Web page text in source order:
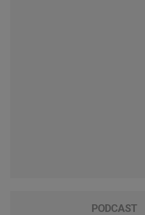
PODCAST